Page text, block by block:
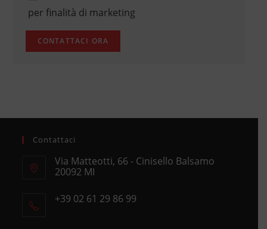
per finalità di marketing
Contattaci
Via Matteotti, 66 - Cinisello Balsamo
20092 MI
in
+39 02 61 29 86 99